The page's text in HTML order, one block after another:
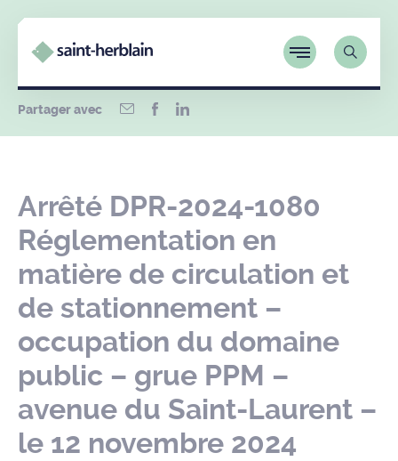
Partager avec
Arrêté DPR-2024-1080
Réglementation en
matière de circulation et
de stationnement –
occupation du domaine
public – grue PPM –
avenue du Saint-Laurent –
le 12 novembre 2024